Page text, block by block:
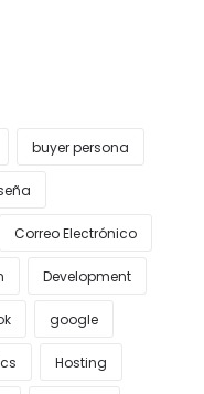
buyer persona
Correo Electrónico
Development
google
Hosting